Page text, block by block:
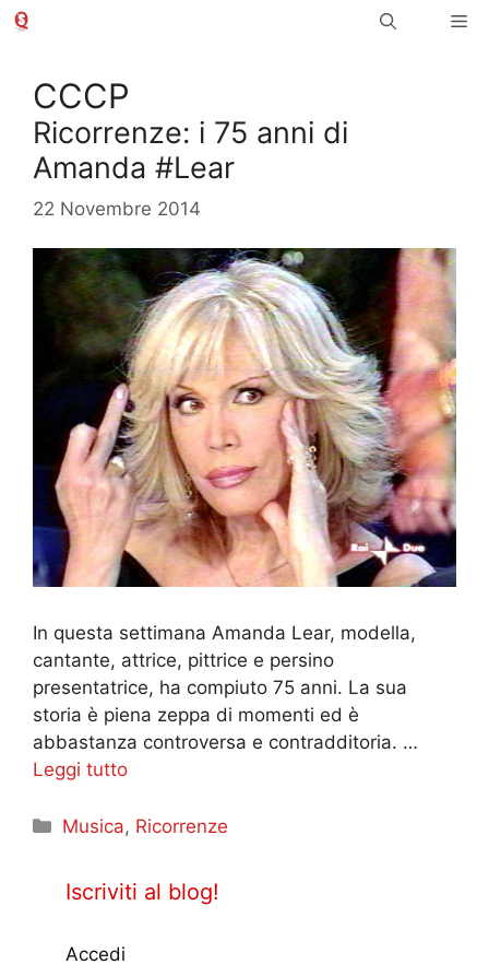
Vai
CCCP
Ricorrenze: i 75 anni di
Amanda #Lear
22 Novembre 2014
In questa settimana Amanda Lear, modella,
cantante, attrice, pittrice e persino
presentatrice, ha compiuto 75 anni. La sua
storia è piena zeppa di momenti ed è
abbastanza controversa e contradditoria. …
Leggi tutto
Categorie
Musica, Ricorrenze
Iscriviti al blog!
Accedi